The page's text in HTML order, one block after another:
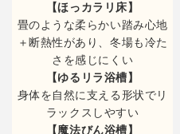
【ほっカラリ床】
畳のような柔らかい踏み心地
＋断熱性があり、冬場も冷た
さを感じにくい
【ゆるリラ浴槽】
身体を自然に支える形状でリ
ラックスしやすい
【魔法びん浴槽】